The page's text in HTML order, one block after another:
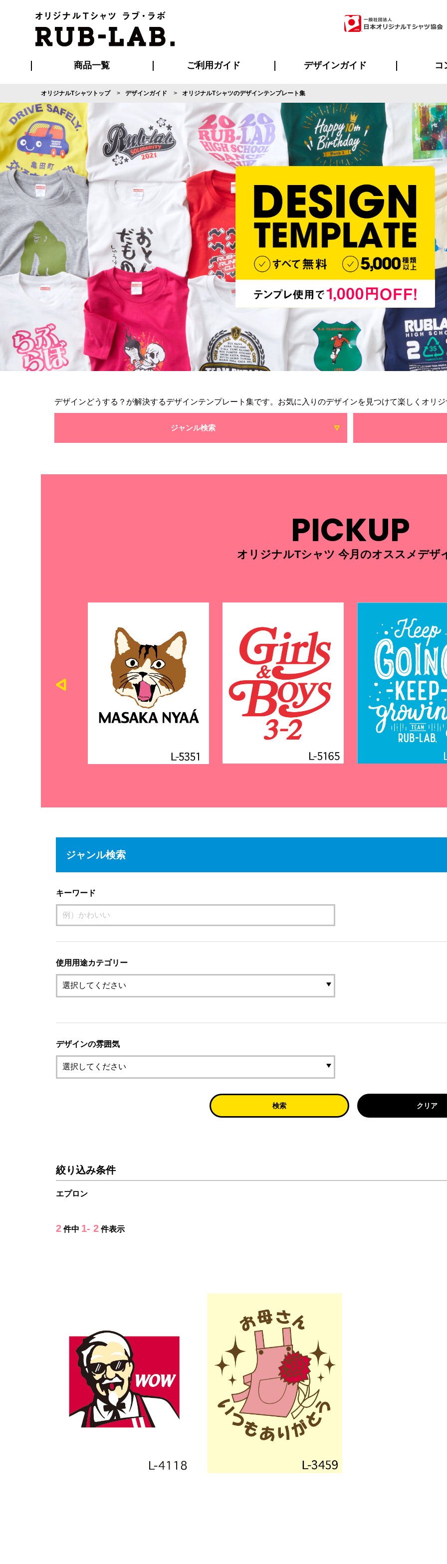
商品一覧
Tシャツ ポロシャツ パーカー・スウェット
ブルゾン・コート セットアップ・ジャージ ツナギ スポー
ハッピ キャップ・バンダナ グッズ全般 の
ご利用ガイド
ご利用ガイド
はじめての方へ
再注文の方へ
お支払い方法について
割引まとめページ
発送・特急サービスについて
版の保管期限について
マイページ会員のメリット
よくあるご質問
デザインガイド
デザイン入稿について
デザイン料について
デザインテンプレート集
デザインシミュレーター
書体一覧（フォント集）
プリント・加工一覧
コ
オリジナルTシャツトップ デザインガイド オリジナルTシャツのデザインテンプレート集
デザインどうする？が解決するデザインテンプレート集です。お気に入りのデザインを見つけて楽しくオリ
ジャンル検索
PICKUP
オリジナルTシャツ 今月のオススメデザ
ジャンル検索
キーワード
使用用途カテゴリー
デザインの雰囲気
検索 クリア
絞り込み条件
エプロン
2 件中 1- 2 件表示